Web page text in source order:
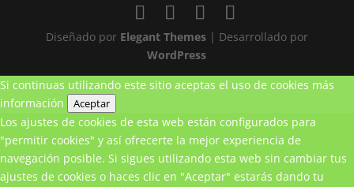
Diseñado por Elegant Themes| Desarrollado por
WordPress
Si continuas utilizando este sitio aceptas el uso de cookies más
información
Aceptar
Los ajustes de cookies de esta web están configurados para
"permitir cookies" y así ofrecerte la mejor experiencia de
navegación posible. Si sigues utilizando esta web sin cambiar tus
ajustes de cookies o haces clic en "Aceptar" estarás dando tu